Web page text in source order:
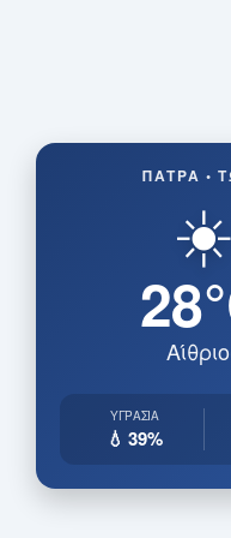
ΠΆΤΡΑ •
☀️
ΥΓΡΑΣΊΑ
💧 39%